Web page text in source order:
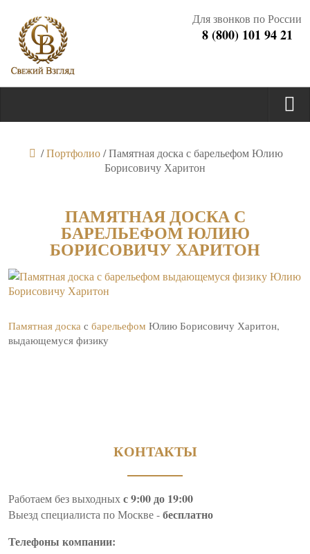
Для звонков по России
8 (800) 101 94 21
/Портфолио/Памятная доска с барельефом Юлию
Борисовичу Харитон
ПАМЯТНАЯ ДОСКА С
БАРЕЛЬЕФОМ ЮЛИЮ
БОРИСОВИЧУ ХАРИТОН
Памятная доска с барельефом Юлию Борисовичу Харитон,
выдающемуся физику
КОНТАКТЫ
Работаем без выходныхс 9:00 до 19:00
Выезд специалиста по Москве -бесплатно
Телефоны компании: